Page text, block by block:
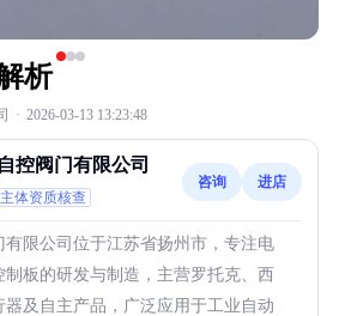
析
· 2026-03-13 13:23:48
控阀门有限公司
体资质核查
咨询 进店
限公司位于江苏省扬州市，专注电
板的研发与制造，主营罗托克、西
及自主产品，广泛应用于工业自动